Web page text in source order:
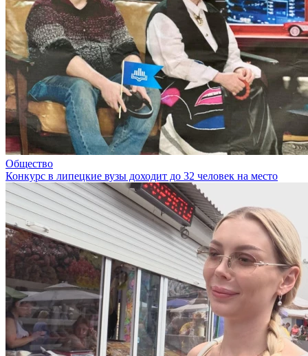
Общество
Конкурс в липецкие вузы доходит до 32 человек на место